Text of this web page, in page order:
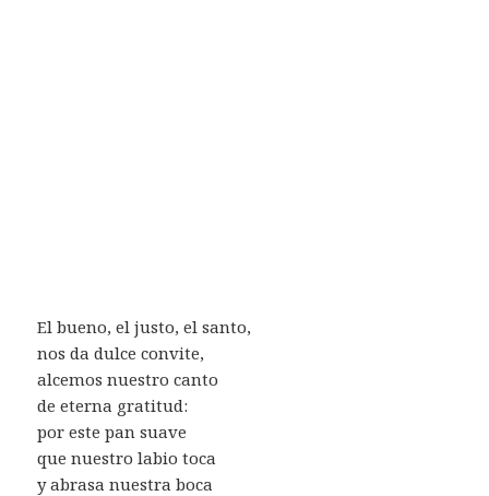
El bueno, el justo, el santo,
nos da dulce convite,
alcemos nuestro canto
de eterna gratitud:
por este pan suave
que nuestro labio toca
y abrasa nuestra boca